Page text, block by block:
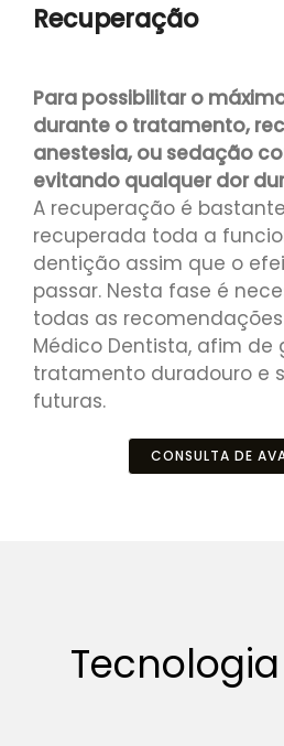
Recuperação
Para possibilitar o
durante o tratamento,
anestesia, ou sedação
evitando qualquer dor
A recuperação é
recuperada toda a
dentição assim que o
passar. Nesta fase é
todas as
Médico Dentista, afim de
tratamento duradouro e
futuras.
CONSULTA DE
Tecnologia